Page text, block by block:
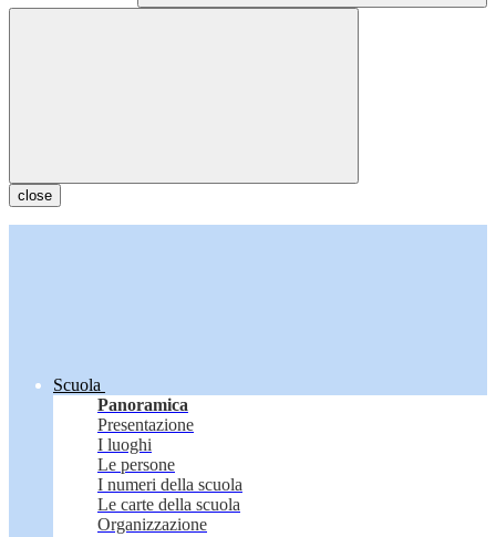
close
Scuola
Panoramica
Presentazione
I luoghi
Le persone
I numeri della scuola
Le carte della scuola
Organizzazione